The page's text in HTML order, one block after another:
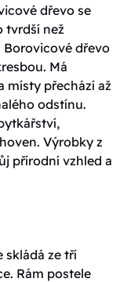
dřevo se
tvrdší než
Borovicové dřevo
Má
místy přechází až
odstínu.
Výrobky z
přírodní vzhled a
skládá ze tří
Rám postele